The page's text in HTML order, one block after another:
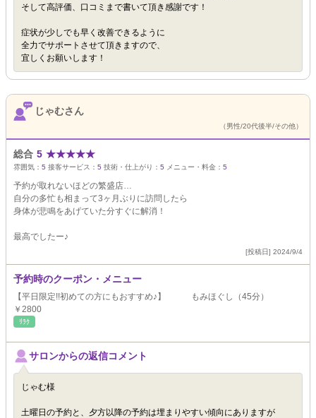
そして高評価、口コミまで書いて頂き感謝です！
症状が少しでも早く改善できるように
全力でサポートさせて頂きますので、
宜しくお願いします！
じゃむさん
（男性/20代後半/その他）
総合 5 ★★★★★
雰囲気： 5 接客サービス： 5 技術・仕上がり： 5 メニュー・料金： 5
予約が取れないほどの繁盛店…
自分の多忙も相まって3ヶ月ぶりに訪問したら
身体が悲鳴をあげていた分すぐに解消！
最高でしたー♪
[投稿日] 2024/9/4
予約時のクーポン・メニュー
【平日限定!!初めての方にもおすすめ♪】 もみほぐし（45分）
￥2800
ﾘﾗｸ
サロンからの返信コメント
じゃむ様
土曜日の予約と、夕方以降の予約は埋まりやすい傾向にありますが